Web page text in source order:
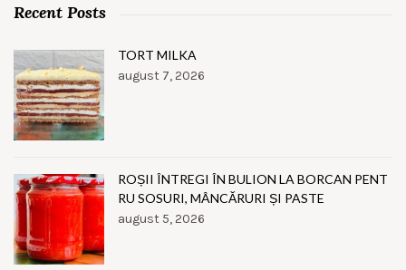
Recent Posts
TORT MILKA
august 7, 2026
ROȘII ÎNTREGI ÎN BULION LA BORCAN PENT
RU SOSURI, MÂNCĂRURI ȘI PASTE
august 5, 2026